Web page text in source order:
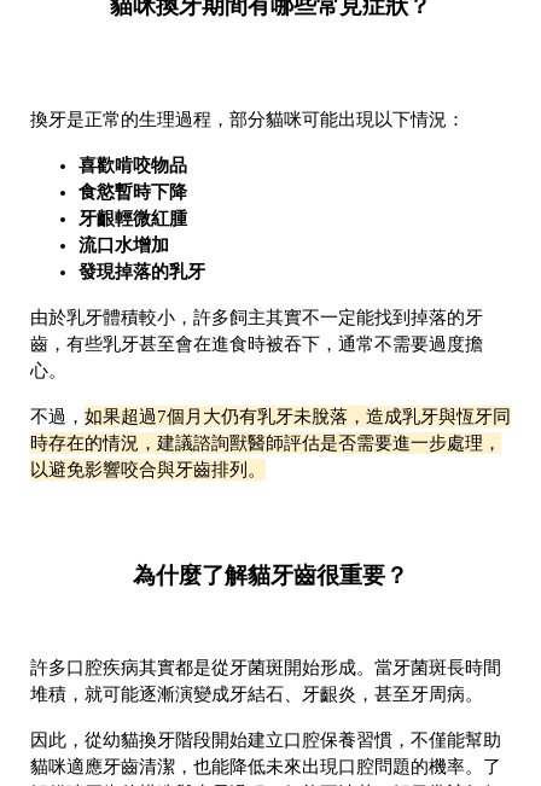
換牙是正常的生理過程，部分貓咪可能出現以下情況：
喜歡啃咬物品
食慾暫時下降
牙齦輕微紅腫
流口水增加
發現掉落的乳牙
由於乳牙體積較小，許多飼主其實不一定能找到掉落的牙
齒，有些乳牙甚至會在進食時被吞下，通常不需要過度擔
心。
不過， 如果超過7個月大仍有乳牙未脫落，造成乳牙與恆牙同
時存在的情況，建議諮詢獸醫師評估是否需要進一步處理，
以避免影響咬合與牙齒排列。
為什麼了解貓牙齒很重要？
許多口腔疾病其實都是從牙菌斑開始形成。當牙菌斑長時間
堆積，就可能逐漸演變成牙結石、牙齦炎，甚至牙周病。
因此，從幼貓換牙階段開始建立口腔保養習慣，不僅能幫助
貓咪適應牙齒清潔，也能降低未來出現口腔問題的機率。了